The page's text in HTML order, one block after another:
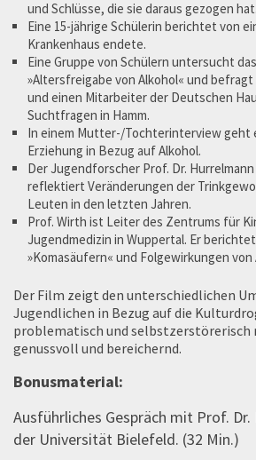
und Schlüsse, die sie daraus gezogen hat.
Eine 15-jährige Schülerin berichtet von
Krankenhaus endete.
Eine Gruppe von Schülern untersucht
»Altersfreigabe von Alkohol« und
und einen Mitarbeiter der Deutschen
Suchtfragen in Hamm.
In einem Mutter-/Tochterinterview geht
Erziehung in Bezug auf Alkohol.
Der Jugendforscher Prof. Dr.
reflektiert Veränderungen der
Leuten in den letzten Jahren.
Prof. Wirth ist Leiter des Zentrums für
Jugendmedizin in Wuppertal. Er
»Komasäufern« und Folgewirkungen
Der Film zeigt den unterschiedlichen
Jugendlichen in Bezug auf die
problematisch und selbstzerstörerisch
genussvoll und bereichernd.
Bonusmaterial:
Ausführliches Gespräch mit Prof.
der Universität Bielefeld. (32 Min.)